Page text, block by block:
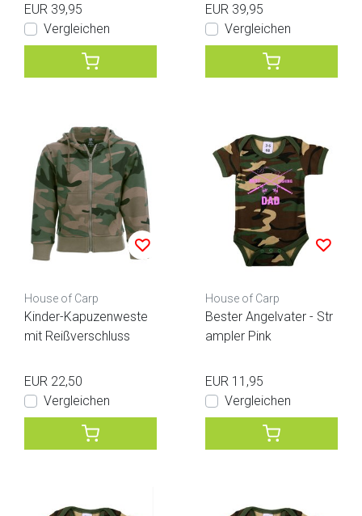
EUR 39,95
Vergleichen
EUR 39,95
Vergleichen
House of Carp
Kinder-Kapuzenweste
mit Reißverschluss
EUR 22,50
Vergleichen
House of Carp
Bester Angelvater - Str
ampler Pink
EUR 11,95
Vergleichen